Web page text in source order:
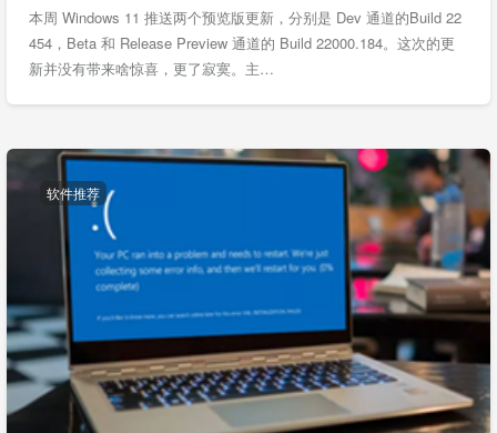
本周 Windows 11 推送两个预览版更新，分别是 Dev 通道的Build 22
454，Beta 和 Release Preview 通道的 Build 22000.184。这次的更
新并没有带来啥惊喜，更了寂寞。主…
软件推荐